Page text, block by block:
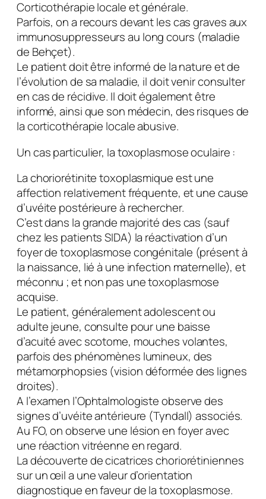
Corticothérapie locale et générale.
Parfois, on a recours devant les cas graves aux
immunosuppresseurs au long cours (maladie
de Behçet).
Le patient doit être informé de la nature et de
l’évolution de sa maladie, il doit venir consulter
en cas de récidive. Il doit également être
informé, ainsi que son médecin, des risques de
la corticothérapie locale abusive.
Un cas particulier, la toxoplasmose oculaire :
La choriorétinite toxoplasmique est une
affection relativement fréquente, et une cause
d’uvéite postérieure à rechercher.
C’est dans la grande majorité des cas (sauf
chez les patients SIDA) la réactivation d’un
foyer de toxoplasmose congénitale (présent à
la naissance, lié à une infection maternelle), et
méconnu ; et non pas une toxoplasmose
acquise.
Le patient, généralement adolescent ou
adulte jeune, consulte pour une baisse
d’acuité avec scotome, mouches volantes,
parfois des phénomènes lumineux, des
métamorphopsies (vision déformée des lignes
droites).
A l’examen l’Ophtalmologiste observe des
signes d’uvéite antérieure (Tyndall) associés.
Au FO, on observe une lésion en foyer avec
une réaction vitréenne en regard.
La découverte de cicatrices choriorétiniennes
sur un œil a une valeur d’orientation
diagnostique en faveur de la toxoplasmose.